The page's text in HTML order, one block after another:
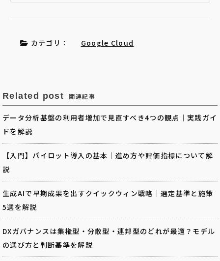
カテゴリ： Google Cloud
Related post 関連記事
データ分析基盤の利用者増加で見直すべき4つの観点｜実践ガイ
ドを解説
【入門】パイロット導入の基本｜進め方や評価指標について解
説
生成AIで早期成果を出すクイックウィン戦略｜選定基準と施策
5選を解説
DXガバナンスは集権型・分散型・連邦型のどれが最適？モデル
の選び方と判断基準を解説